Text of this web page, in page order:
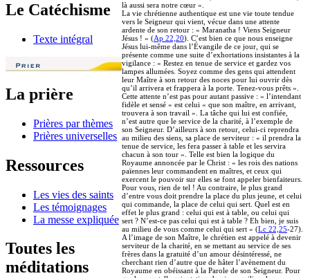
Le Catéchisme
Texte intégral
La prière
Prières par thèmes
Prières universelles
Ressources
Les vies des saints
Les témoignages
La messe expliquée
Toutes les
méditations
là aussi sera notre cœur ».
La vie chrétienne authentique est une vie toute tendue
vers le Seigneur qui vient, vécue dans une attente
ardente de son retour : « Maranatha ! Viens Seigneur
Jésus ! » (Ap 22,20). C’est bien ce que nous enseigne
Jésus lui-même dans l’Évangile de ce jour, qui se
présente comme une suite d’exhortations insistantes à la
vigilance : « Restez en tenue de service et gardez vos
lampes allumées. Soyez comme des gens qui attendent
leur Maître à son retour des noces pour lui ouvrir dès
qu’il arrivera et frappera à la porte. Tenez-vous prêts ».
Cette attente n’est pas pour autant passive : « l’intendant
fidèle et sensé » est celui « que son maître, en arrivant,
trouvera à son travail ». La tâche qui lui est confiée,
n’est autre que le service de la charité, à l’exemple de
son Seigneur. D’ailleurs à son retour, celui-ci reprendra
au milieu des siens, sa place de serviteur : « il prendra la
tenue de service, les fera passer à table et les servira
chacun à son tour ». Telle est bien la logique du
Royaume annoncée par le Christ : « les rois des nations
païennes leur commandent en maîtres, et ceux qui
exercent le pouvoir sur elles se font appeler bienfaiteurs.
Pour vous, rien de tel ! Au contraire, le plus grand
d’entre vous doit prendre la place du plus jeune, et celui
qui commande, la place de celui qui sert. Quel est en
effet le plus grand : celui qui est à table, ou celui qui
sert ? N’est-ce pas celui qui est à table ? Eh bien, je suis
au milieu de vous comme celui qui sert » (Lc 22,25-27).
A l’image de son Maître, le chrétien est appelé à devenir
serviteur de la charité, en se mettant au service de ses
frères dans la gratuité d’un amour désintéressé, ne
cherchant rien d’autre que de hâter l’avènement du
Royaume en obéissant à la Parole de son Seigneur. Pour